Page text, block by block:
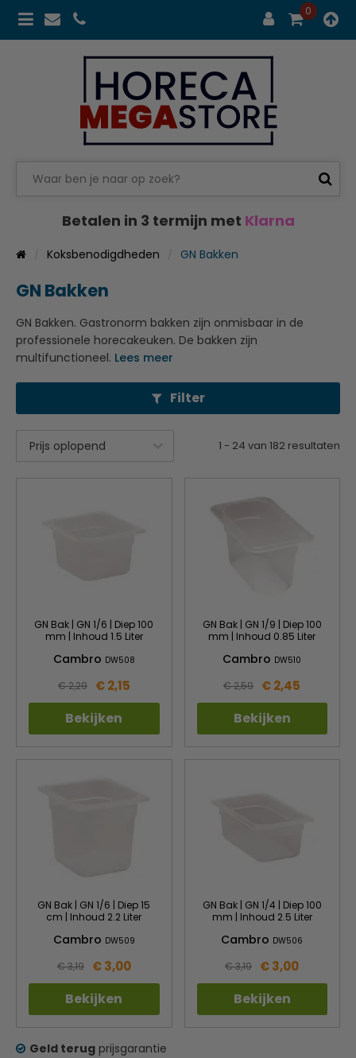
0
Betalen in 3 termijn met Klarna
Koksbenodigdheden GN Bakken
GN Bakken
GN Bakken. Gastronorm bakken zijn onmisbaar in de
professionele horecakeuken. De bakken zijn
multifunctioneel. Lees meer
Filter
1 - 24 van 182 resultaten
GN Bak | GN 1/6 | Diep 100
mm | Inhoud 1.5 Liter
Cambro DW508
€ 2,29 € 2,15
Bekijken
GN Bak | GN 1/9 | Diep 100
mm | Inhoud 0.85 Liter
Cambro DW510
€ 2,59 € 2,45
Bekijken
GN Bak | GN 1/6 | Diep 15
cm | Inhoud 2.2 Liter
Cambro DW509
€ 3,19 € 3,00
Bekijken
GN Bak | GN 1/4 | Diep 100
mm | Inhoud 2.5 Liter
Cambro DW506
€ 3,19 € 3,00
Bekijken
Geld terug prijsgarantie